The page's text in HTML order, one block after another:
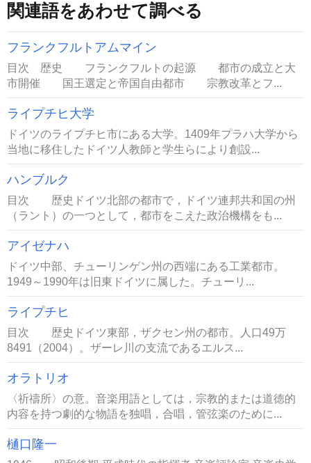
関連語をあわせて調べる
フランクフルトアムマイン
目次 歴史 フランクフルトの起源 都市の成立と大
市開催 国王選定と帝国自由都市 宗教改革とフ...
ライプチヒ大学
ドイツのライプチヒ市にある大学。1409年プラハ大学から
当地に移住したドイツ人教師と学生らにより創設...
ハンブルク
目次 歴史ドイツ北部の都市で，ドイツ連邦共和国の州
（ラント）の一つとして，都市をこえた政治機構をも...
アイゼナハ
ドイツ中部、チューリンゲン州の西端にある工業都市。
1949～1990年は旧東ドイツに属した。チューリ...
ライプチヒ
目次 歴史ドイツ東部，ザクセン州の都市。人口49万
8491（2004）。ザーレ川の支流であるエルス...
オラトリオ
〈祈禱所〉の意。音楽用語としては，宗教的または道徳的
内容を持つ劇的な物語を独唱，合唱，管弦楽のために...
樋口隆一